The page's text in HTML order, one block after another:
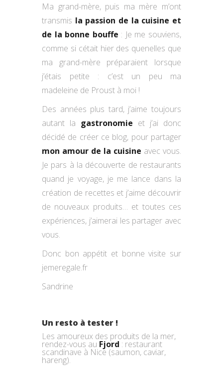
Ma grand-mère, puis ma mère m’ont
transmis la passion de la cuisine et
de la bonne bouffe : Je me souviens,
comme si cétait hier des quenelles que
ma grand-mère préparaient lorsque
j’étais petite : c’est un peu ma
madeleine de Proust à moi !
Des années plus tard, j’aime toujours
autant la gastronomie et j’ai donc
décidé de créer ce blog, pour partager
mon amour de la cuisine avec vous.
Je pars à la découverte de restaurants
quand je voyage, je me lance dans la
création de recettes et j’aime découvrir
de nouveaux produits… et toutes ces
expériences, j’aimerai les partager avec
vous.
Donc bon appétit et bonne visite sur
jemeregale.fr
Sandrine
Un resto à tester !
Les amoureux des produits de la mer,
rendez-vous au Fjord : restaurant
scandinave à Nice (saumon, caviar,
hareng).